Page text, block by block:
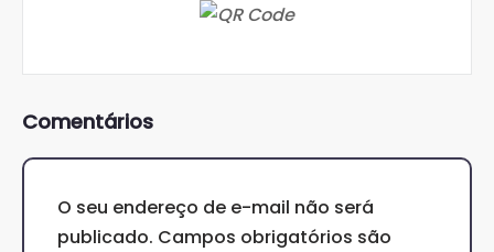
Comentários
O seu endereço de e-mail não será
publicado. Campos obrigatórios são